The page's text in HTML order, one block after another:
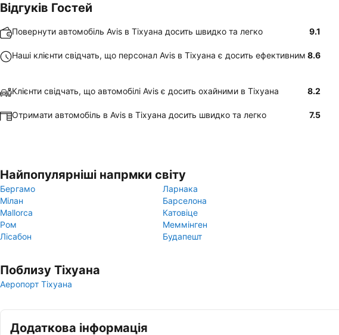
Відгуків Гостей
Повернути автомобіль Avis в Тіхуана досить швидко та легко 9.1
Наші клієнти свідчать, що персонал Avis в Тіхуана є досить ефективним 8.6
Клієнти свідчать, що автомобілі Avis є досить охайними в Тіхуана 8.2
Отримати автомобіль в Avis в Тіхуана досить швидко та легко 7.5
Найпопулярніші напрмки світу
Бергамо
Ларнака
Мілан
Барселона
Mallorca
Катовіце
Ром
Меммінген
Лісабон
Будапешт
Поблизу Тіхуана
Аеропорт Тіхуана
Додаткова інформація